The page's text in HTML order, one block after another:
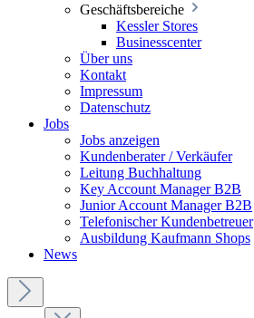
Geschäftsbereiche
Kessler Stores
Businesscenter
Über uns
Kontakt
Impressum
Datenschutz
Jobs
Jobs anzeigen
Kundenberater / Verkäufer
Leitung Buchhaltung
Key Account Manager B2B
Junior Account Manager B2B
Telefonischer Kundenbetreuer
Ausbildung Kaufmann Shops
News